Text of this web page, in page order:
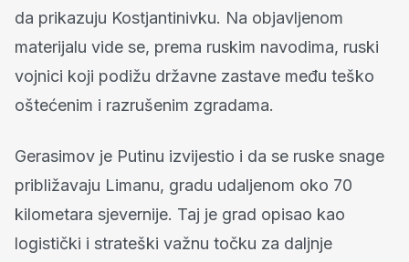
da prikazuju Kostjantinivku. Na objavljenom
materijalu vide se, prema ruskim navodima, ruski
vojnici koji podižu državne zastave među teško
oštećenim i razrušenim zgradama.
Gerasimov je Putinu izvijestio i da se ruske snage
približavaju Limanu, gradu udaljenom oko 70
kilometara sjevernije. Taj je grad opisao kao
logistički i strateški važnu točku za daljnje